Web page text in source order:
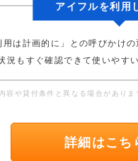
アイフルを利用
は計画的に」との呼びかけ
況もすぐ確認できて使いやすい
や貸付条件と異なる場合がありま
詳細はこち